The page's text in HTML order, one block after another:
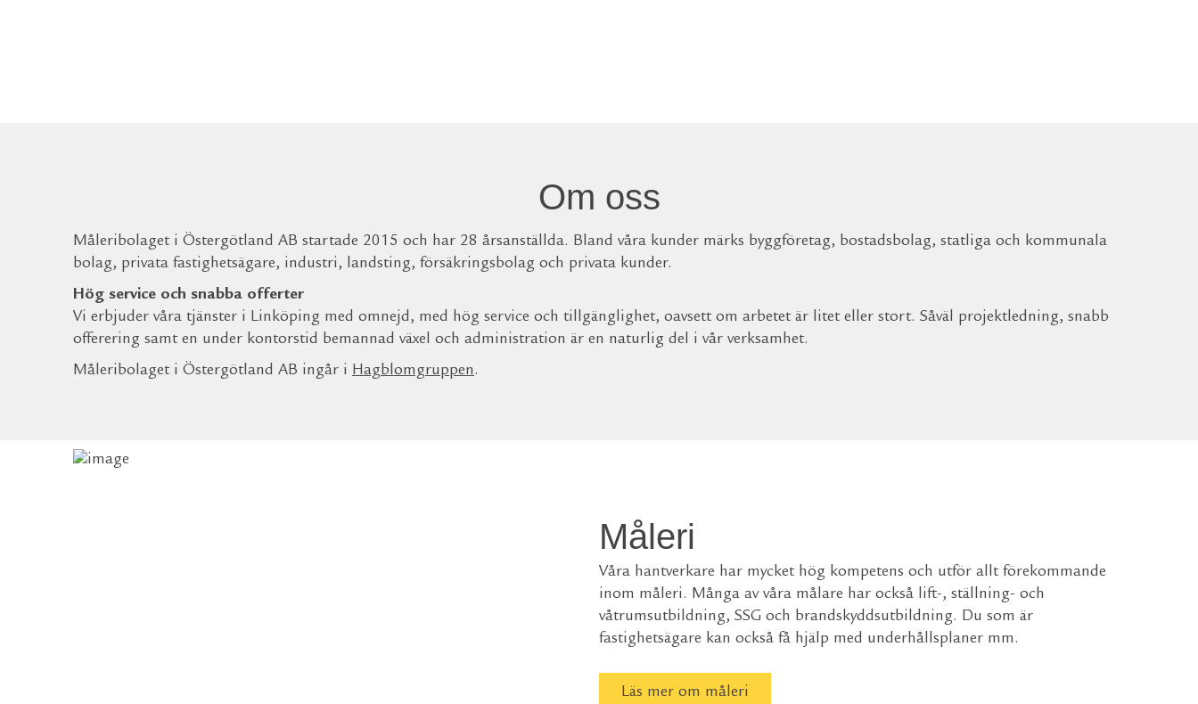
Om oss
Måleribolaget i Östergötland AB startade 2015 och har 28 årsanställda. Bland våra kunder märks byggföretag, bostadsbolag, statliga och kommunala
bolag, privata fastighetsägare, industri, landsting, försäkringsbolag och privata kunder.
Hög service och snabba offerter
Vi erbjuder våra tjänster i Linköping med omnejd, med hög service och tillgänglighet, oavsett om arbetet är litet eller stort. Såväl projektledning, snabb
offerering samt en under kontorstid bemannad växel och administration är en naturlig del i vår verksamhet.
Måleribolaget i Östergötland AB ingår i Hagblomgruppen.
Måleri
Våra hantverkare har mycket hög kompetens och utför allt förekommande
inom måleri. Många av våra målare har också lift-, ställning- och
våtrumsutbildning, SSG och brandskyddsutbildning. Du som är
fastighetsägare kan också få hjälp med underhållsplaner mm.
Läs mer om måleri